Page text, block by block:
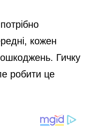
кожен
Гичку
робити це